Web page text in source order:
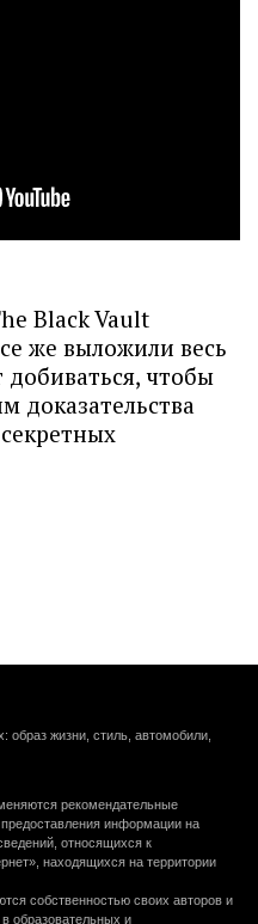
Black Vault
же выложили весь
чтобы
доказательства
образ жизни, стиль, автомобили,
рекомендательные
информации на
относящихся к
находящихся на территории
собственностью своих авторов и
образовательных и